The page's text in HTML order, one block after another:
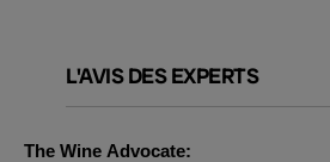
L'AVIS DES EXPERTS
The Wine Advocate: